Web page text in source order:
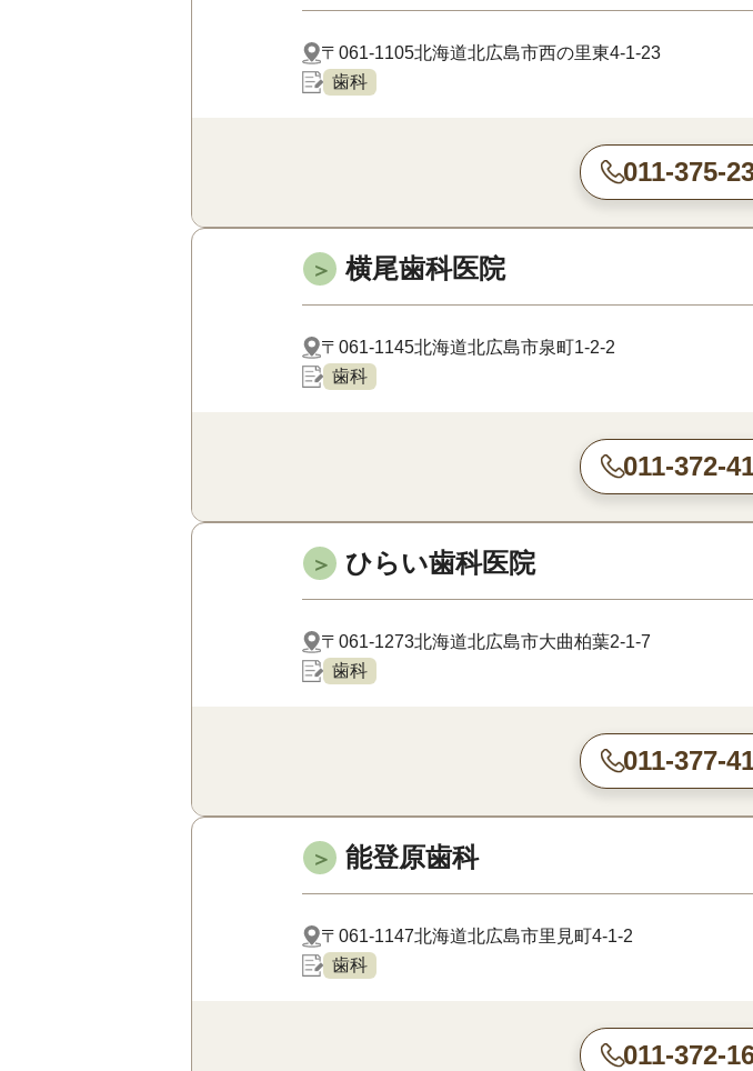
〒061-1105北海道北広島市西の里東4-1-23
歯科
011-375-
＞ 横尾歯科医院
〒061-1145北海道北広島市泉町1-2-2
歯科
011-372-
＞ ひらい歯科医院
〒061-1273北海道北広島市大曲柏葉2-1-7
歯科
011-377-
＞ 能登原歯科
〒061-1147北海道北広島市里見町4-1-2
歯科
011-372-